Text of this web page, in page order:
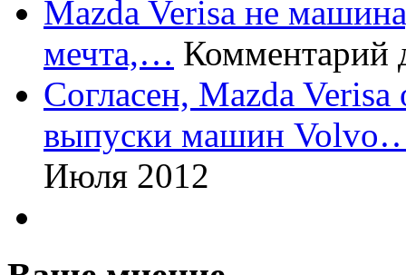
Mazda Verisa не
мечта,… Комментарий
Согласен, Mazda
выпуски машин
Июля 2012